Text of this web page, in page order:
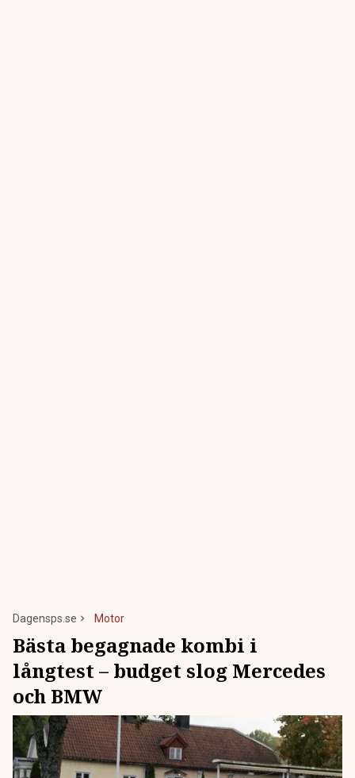
Dagensps.se Motor
Bästa begagnade kombi i
långtest – budget slog Mercedes
och BMW